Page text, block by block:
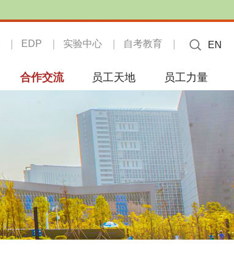
EN
EDP 实验中心 自考教育
合作交流 员工天地 员工力量